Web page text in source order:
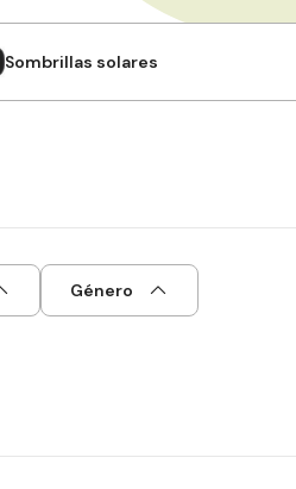
Sombrillas solares
Género